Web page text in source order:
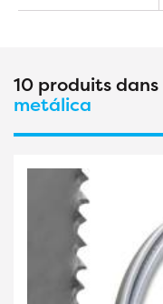
10 produits dans
metálica